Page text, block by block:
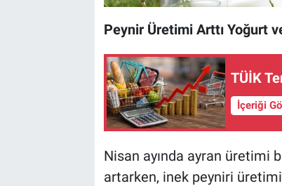
Peynir Üretimi Arttı Yoğurt
TÜİK
İçeriği
Nisan ayında ayran üretimi
artarken, inek peyniri